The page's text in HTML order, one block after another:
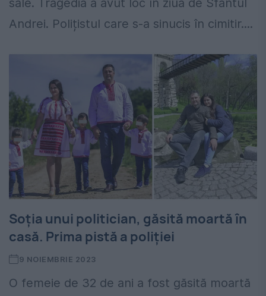
sale. Tragedia a avut loc în ziua de Sfântul
Andrei. Polițistul care s-a sinucis în cimitir....
Soția unui politician, găsită moartă în
casă. Prima pistă a poliţiei
9 NOIEMBRIE 2023
O femeie de 32 de ani a fost găsită moartă